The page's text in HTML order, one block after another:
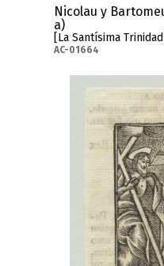
Nicolau y
a)
[La Santísima
AC-01664